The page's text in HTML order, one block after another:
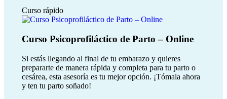
Curso rápido
Curso Psicoprofiláctico de Parto – Online
Si estás llegando al final de tu embarazo y quieres
prepararte de manera rápida y completa para tu parto o
cesárea, esta asesoría es tu mejor opción. ¡Tómala ahora
y ten tu parto soñado!